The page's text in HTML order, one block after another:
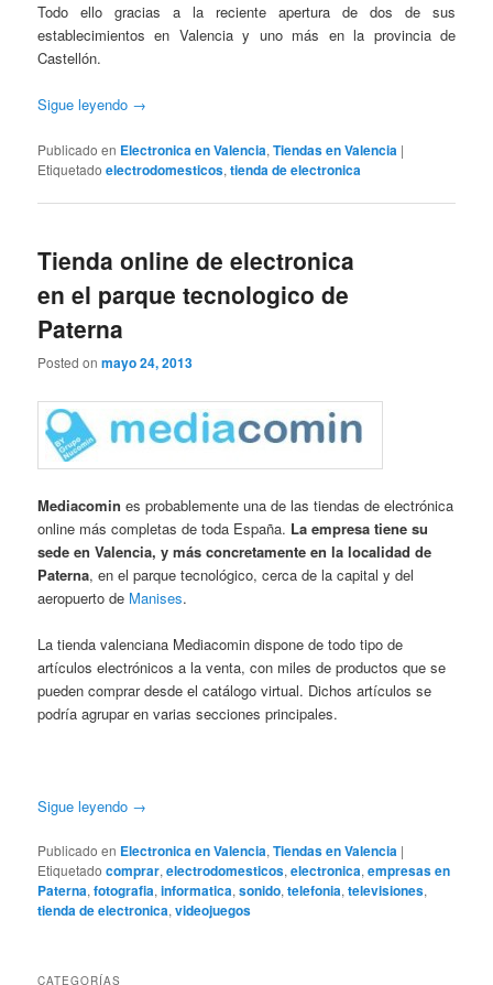
Todo ello gracias a la reciente apertura de dos de sus
establecimientos en Valencia y uno más en la provincia de
Castellón.
Sigue leyendo →
Publicado en Electronica en Valencia,Tiendas en Valencia |
Etiquetado electrodomesticos,tienda de electronica
Tienda online de electronica
en el parque tecnologico de
Paterna
Posted onmayo 24, 2013
Mediacomin es probablemente una de las tiendas de electrónica
online más completas de toda España. La empresa tiene su
sede en Valencia, y más concretamente en la localidad de
Paterna, en el parque tecnológico, cerca de la capital y del
aeropuerto de Manises.
La tienda valenciana Mediacomin dispone de todo tipo de
artículos electrónicos a la venta, con miles de productos que se
pueden comprar desde el catálogo virtual. Dichos artículos se
podría agrupar en varias secciones principales.
Sigue leyendo →
Publicado en Electronica en Valencia,Tiendas en Valencia |
Etiquetado comprar,electrodomesticos,electronica,empresas en
Paterna,fotografia,informatica,sonido,telefonia,televisiones,
tienda de electronica,videojuegos
CATEGORÍAS